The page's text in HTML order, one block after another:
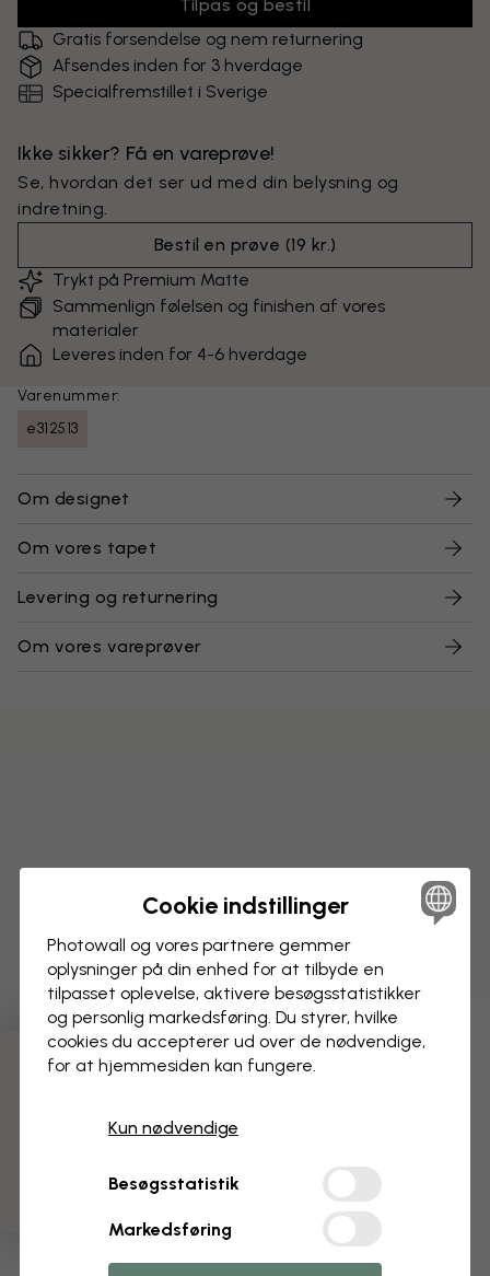
Tilpas og bestil
Gratis forsendelse og nem returnering
Afsendes inden for 3 hverdage
Specialfremstillet i Sverige
Ikke sikker? Få en vareprøve!
Se, hvordan det ser ud med din belysning og
indretning.
Bestil en prøve (19 kr.)
Trykt på Premium Matte
Sammenlign følelsen og finishen af vores
materialer
Leveres inden for 4-6 hverdage
Varenummer:
e312513
Om designet
Om vores tapet
Levering og returnering
Om vores vareprøver
Cookie indstillinger
Photowall og vores partnere gemmer
oplysninger på din enhed for at tilbyde en
tilpasset oplevelse, aktivere besøgs­statistikker
og personlig markedsføring. Du styrer, hvilke
cookies du accepterer ud over de nødvendige,
for at hjemmesiden kan fungere.
Kun nødvendige
Besøgsstatistik
Markedsføring